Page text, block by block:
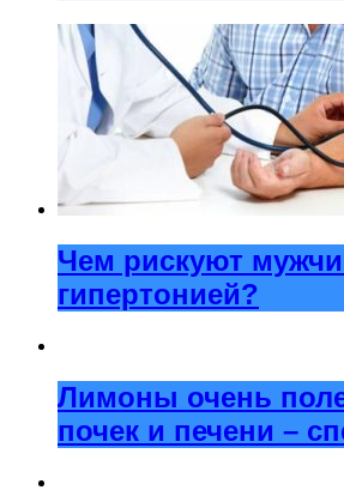
Чем рискуют
гипертонией?
Лимоны очень
почек и печени –